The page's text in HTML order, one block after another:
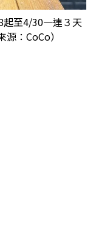
至4/30一連３天
：CoCo）